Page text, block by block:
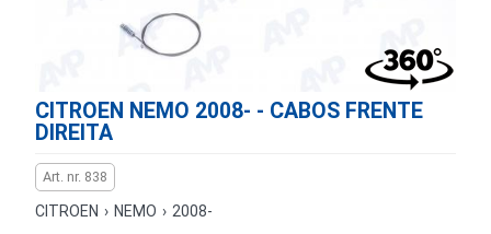
CITROEN NEMO 2008- - CABOS FRENTE
DIREITA
Art. nr. 838
CITROEN › NEMO › 2008-